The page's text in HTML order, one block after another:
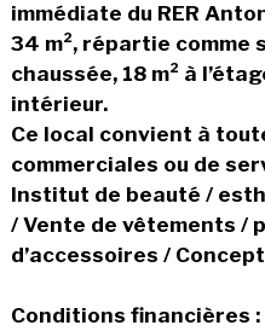
immédiate du RER
34 m², répartie comme
chaussée, 18 m² à
intérieur.
Ce local convient à
commerciales ou de
Institut de beauté /
/ Vente de vêtements /
d’accessoires /
Conditions financières